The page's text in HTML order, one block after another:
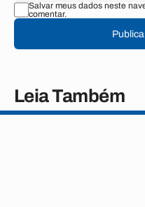
Salvar meus dados neste
comentar.
Leia Também